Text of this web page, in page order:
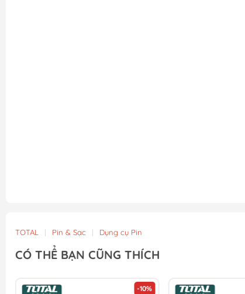
TOTAL | Pin & Sạc | Dụng cụ Pin
CÓ THỂ BẠN CŨNG THÍCH
-10%